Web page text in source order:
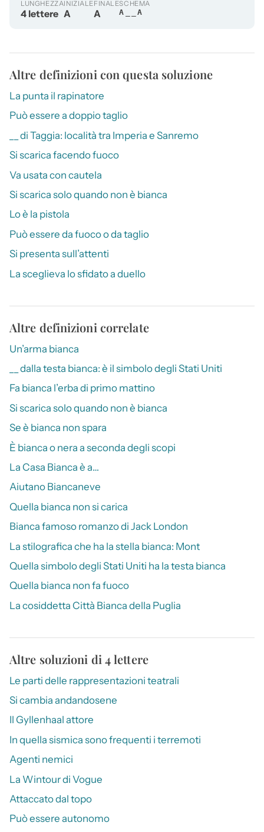
LUNGHEZZA
4 lettere
INIZIALE
A
FINALE
A
SCHEMA
A__A
Altre definizioni con questa soluzione
La punta il rapinatore
Può essere a doppio taglio
__ di Taggia: località tra Imperia e Sanremo
Si scarica facendo fuoco
Va usata con cautela
Si scarica solo quando non è bianca
Lo è la pistola
Può essere da fuoco o da taglio
Si presenta sull’attenti
La sceglieva lo sfidato a duello
Altre definizioni correlate
Un’arma bianca
__ dalla testa bianca: è il simbolo degli Stati Uniti
Fa bianca l’erba di primo mattino
Si scarica solo quando non è bianca
Se è bianca non spara
È bianca o nera a seconda degli scopi
La Casa Bianca è a…
Aiutano Biancaneve
Quella bianca non si carica
Bianca famoso romanzo di Jack London
La stilografica che ha la stella bianca: Mont
Quella simbolo degli Stati Uniti ha la testa bianca
Quella bianca non fa fuoco
La cosiddetta Città Bianca della Puglia
Altre soluzioni di 4 lettere
Le parti delle rappresentazioni teatrali
Si cambia andandosene
Il Gyllenhaal attore
In quella sismica sono frequenti i terremoti
Agenti nemici
La Wintour di Vogue
Attaccato dal topo
Può essere autonomo